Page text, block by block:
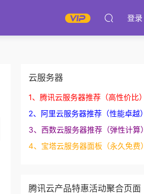
登录
云服务器
1、腾讯云服务器推荐（高性价比）
2、阿里云服务器推荐（性能卓越）
3、西数云服务器推荐（弹性计算）
4、宝塔云服务器面板（永久免费）
腾讯云产品特惠活动聚合页面